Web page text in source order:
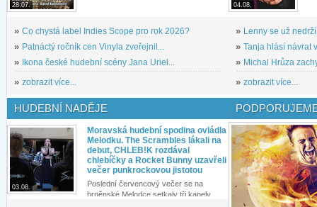
28.07.
» Co chystá label Indies Scope pro rok 2026?
» Patnáctý ročník cen Vinyla zveřejnil...
» Ikona české hudební scény Jana Uriel...
» zobrazit více...
04.08.
» Lenny se už
» Tanja hlásí návrat
» Michal Hrůza
» zobrazit více...
HUDEBNÍ NADĚJE
03.08.
Moravská hudební spodina ovládla
Melodku. The Scrambles lákali na
debut, CHLEB!K rozdával
chlebíčky a Rocket Bunny uzavřeli
večer punkrockovou jistotou
Poslední červencový večer se na
brněnské Melodce setkaly tři kapely...